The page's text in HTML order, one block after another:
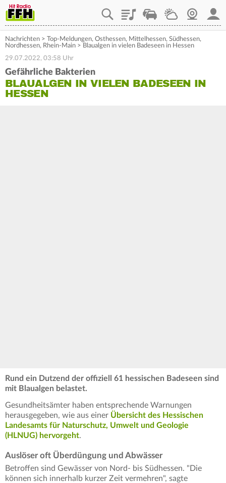
PlaylistStaupilotWetterWebcam
Nachrichten > Top-Meldungen, Osthessen, Mittelhessen, Südhessen,
Nordhessen, Rhein-Main > Blaualgen in vielen Badeseen in Hessen
29.07.2022, 03:58 Uhr
Gefährliche Bakterien
BLAUALGEN IN VIELEN BADESEEN IN
HESSEN
Rund ein Dutzend der offiziell 61 hessischen Badeseen sind
mit Blaualgen belastet.
Gesundheitsämter haben entsprechende Warnungen
herausgegeben, wie aus einer Übersicht des Hessischen
Landesamts für Naturschutz, Umwelt und Geologie
(HLNUG) hervorgeht.
Auslöser oft Überdüngung und Abwässer
Betroffen sind Gewässer von Nord- bis Südhessen. "Die
können sich innerhalb kurzer Zeit vermehren", sagte